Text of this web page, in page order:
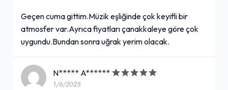
Geçen cuma gittim.Müzik eşliğinde çok keyifli bir
atmosfer var.Ayrıca fiyatları çanakkaleye göre çok
uygundu.Bundan sonra uğrak yerim olacak.
N***** A******
1/6/2025